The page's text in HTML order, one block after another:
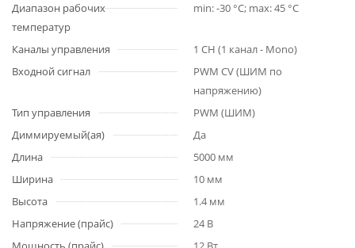
Диапазон рабочих
температур
min: -30 °C; max: 45 °C
Каналы управления
1 CH (1 канал - Mono)
Входной сигнал
PWM СV (ШИМ по
напряжению)
Тип управления
PWM (ШИМ)
Диммируемый(ая)
Да
Длина
5000 мм
Ширина
10 мм
Высота
1.4 мм
Напряжение (прайс)
24 В